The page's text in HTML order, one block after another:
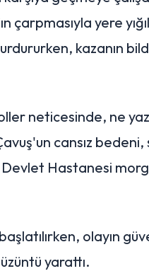
çarpmasıyla yere
kazanın
neticesinde, ne
cansız
Hastanesi
olayın
yarattı.